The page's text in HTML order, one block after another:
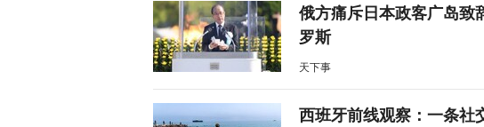
俄方痛斥日本政客广岛致
罗斯
天下事
西班牙前线观察：一条社